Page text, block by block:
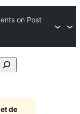
on Post
de